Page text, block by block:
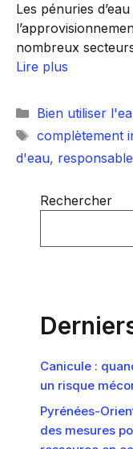
Les pénuries
nombreux
Lire plus
Catégories
Bien utiliser
Étiquettes
complètement
d'eau,
Rechercher
Canicule :
un risque
Pyrénées-
des mesures